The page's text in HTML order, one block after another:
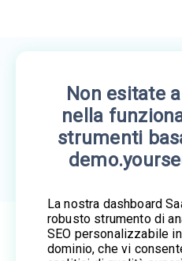
Non esitate
nella
strumenti
La nostra dashboard
robusto strumento di
SEO personalizzabile
dominio, che vi